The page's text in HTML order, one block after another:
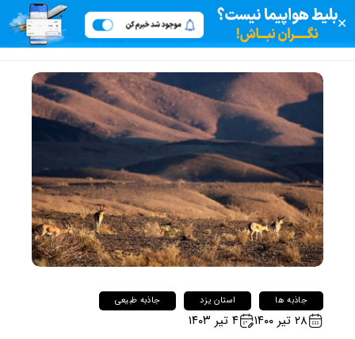
✕
جاذبه ها استان یزد جاذبه طبیعی
۲۸ تیر ۱۴۰۰ ۴ تیر ۱۴۰۳